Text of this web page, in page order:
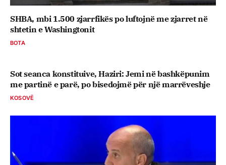
SHBA, mbi 1.500 zjarrfikës po luftojnë me zjarret në
shtetin e Washingtonit
BOTA
Sot seanca konstituive, ​Haziri: Jemi në bashkëpunim
me partinë e parë, po bisedojmë për një marrëveshje
KOSOVË